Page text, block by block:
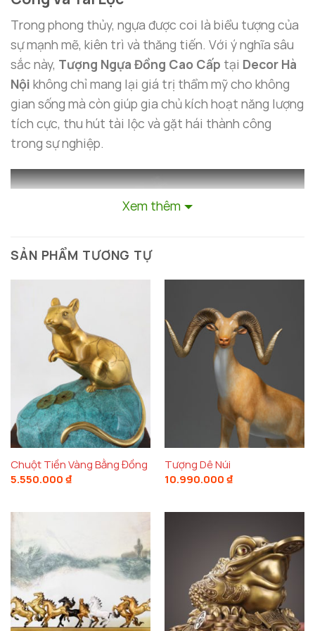
Trong phong thủy, ngựa được coi là biểu tượng của
sự mạnh mẽ, kiên trì và thăng tiến. Với ý nghĩa sâu
sắc này, Tượng Ngựa Đồng Cao Cấp tại Decor Hà
Nội không chỉ mang lại giá trị thẩm mỹ cho không
gian sống mà còn giúp gia chủ kích hoạt năng lượng
tích cực, thu hút tài lộc và gặt hái thành công
trong sự nghiệp.
Ý Nghĩa Phong Thủy Của Tượng Ngựa
Đồng Cao Cấp
Tượng trưng cho thành công và phát triển
Ngựa trong phong thủy là biểu tượng của sự thành
công vượt bậc và thăng tiến trong sự nghiệp. Đặt
Xem thêm
SẢN PHẨM TƯƠNG TỰ
Chuột Tiền Vàng Bằng Đồng
5.550.000 ₫
Tượng Dê Núi
10.990.000 ₫